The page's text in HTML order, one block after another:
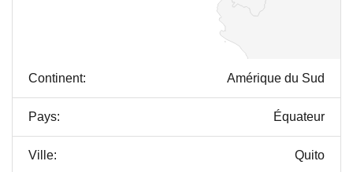
Continent: Amérique du Sud
Pays: Équateur
Ville: Quito